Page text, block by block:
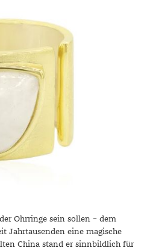
Ohrringe sein sollen – dem
Jahrtausenden eine magische
China stand er sinnbildlich für